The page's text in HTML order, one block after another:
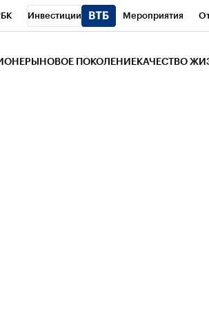
Инвестиции Мероприятия
НОВОЕ ПОКОЛЕНИЕ КАЧЕСТВО